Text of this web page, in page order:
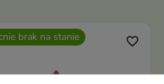
brak na stanie favorite_border